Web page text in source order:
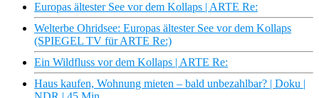
Europas ältester See vor dem Kollaps | ARTE Re:
Welterbe Ohridsee: Europas ältester See vor dem Kollaps
(SPIEGEL TV für ARTE Re:)
Ein Wildfluss vor dem Kollaps | ARTE Re:
Haus kaufen, Wohnung mieten – bald unbezahlbar? | Doku |